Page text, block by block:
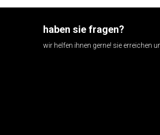
haben sie fragen?
wir helfen ihnen gerne! sie erreichen